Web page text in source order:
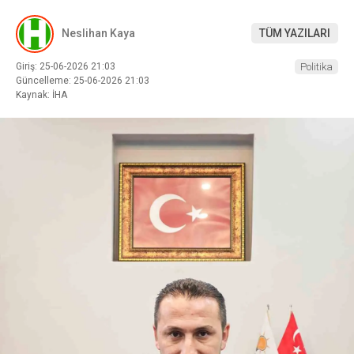
Neslihan Kaya TÜM YAZILARI
Giriş: 25-06-2026 21:03
Güncelleme: 25-06-2026 21:03
Kaynak: İHA
Politika